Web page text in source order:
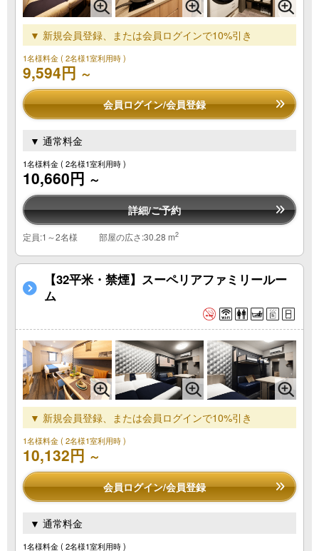
▼ 新規会員登録、または会員ログインで10%引き
1名様料金( 2名様1室利用時 )
9,594円 ～
会員ログイン/会員登録
▼ 通常料金
1名様料金( 2名様1室利用時 )
10,660円 ～
詳細/ご予約
定員:1～2名様 部屋の広さ:30.28 m2
【32平米・禁煙】スーペリアファミリールー
ム
▼ 新規会員登録、または会員ログインで10%引き
1名様料金( 2名様1室利用時 )
10,132円 ～
会員ログイン/会員登録
▼ 通常料金
1名様料金( 2名様1室利用時 )